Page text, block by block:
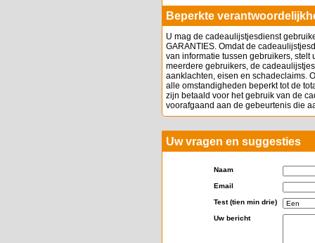
Beperkte
U mag de cadeaulijstjesdienst
GARANTIES. Omdat de
van informatie tussen gebruikers,
meerdere gebruikers, de
aanklachten, eisen en schadeclaims.
alle omstandigheden beperkt tot de
zijn betaald voor het gebruik van de
voorafgaand aan de gebeurtenis die
Uw vragen en suggesties
Naam
Email
Test (tien min drie)
Uw bericht